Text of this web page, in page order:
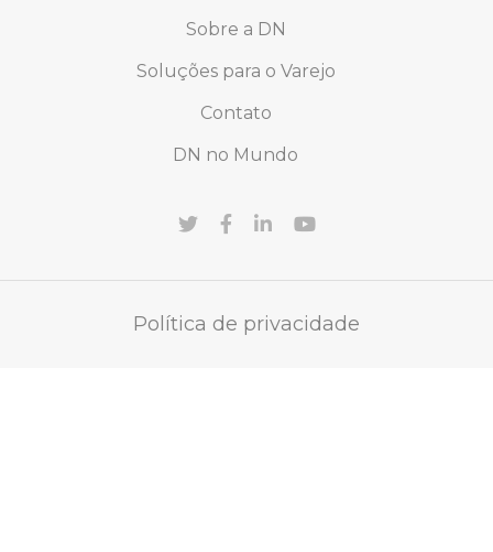
Sobre a DN
Soluções para o Varejo
Contato
DN no Mundo
Política de privacidade